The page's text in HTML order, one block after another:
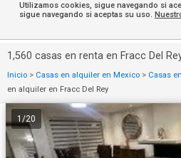
Utilizamos cookies, sigue navegando si
sigue navegando si aceptas su uso.
1,560 casas en renta en Fracc Del
Inicio > Casas en alquiler en Mexico > Casas
en alquiler en Fracc Del Rey
1 /20